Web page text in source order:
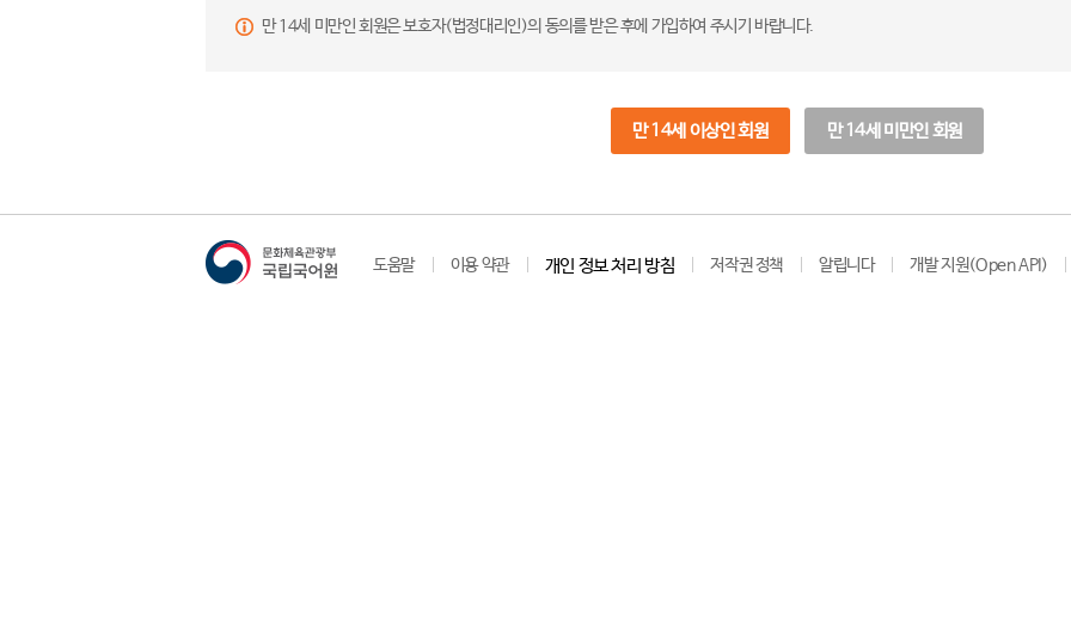
만 14세 미만인 회원은 보호자(법정대리인)의 동의를 받은 후에 가입하여 주시기 바랍니다.
만 14세 이상인 회원 만 14세 미만인 회원
도움말 이용 약관 개인 정보 처리 방침 저작권 정책 알립니다 개발 지원(Open API)